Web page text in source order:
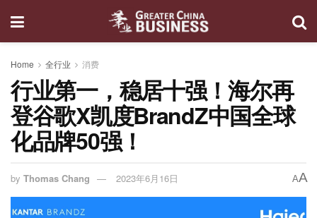
Home 全行业 消费
行业第一，稳居十强！海尔再
登谷歌X凯度BrandZ中国全球
化品牌50强！
by Thomas Chang 2023年6月16日 AA